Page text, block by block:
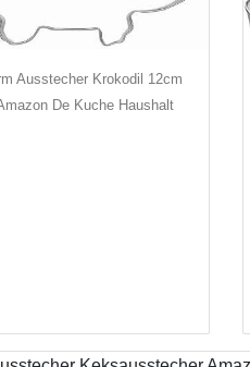
Ausstecher Krokodil 12cm
De Kuche Haushalt